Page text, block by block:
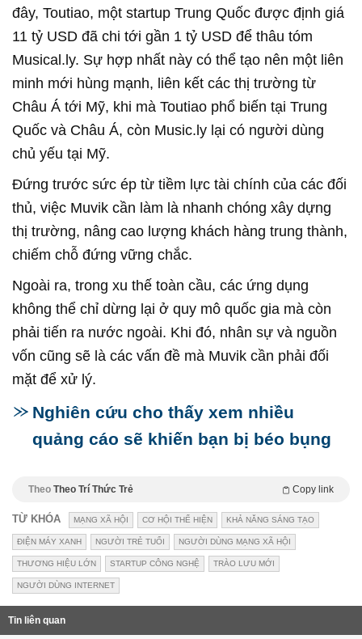
đây, Toutiao, một startup Trung Quốc được định giá
11 tỷ USD đã chi tới gần 1 tỷ USD để thâu tóm
Musical.ly. Sự hợp nhất này có thể tạo nên một liên
minh mới hùng mạnh, liên kết các thị trường từ
Châu Á tới Mỹ, khi mà Toutiao phổ biến tại Trung
Quốc và Châu Á, còn Music.ly lại có người dùng
chủ yếu tại Mỹ.
Đứng trước sức ép từ tiềm lực tài chính của các đối
thủ, việc Muvik cần làm là nhanh chóng xây dựng
thị trường, nâng cao lượng khách hàng trung thành,
chiếm chỗ đứng vững chắc.
Ngoài ra, trong xu thế toàn cầu, các ứng dụng
không thể chỉ dừng lại ở quy mô quốc gia mà còn
phải tiến ra nước ngoài. Khi đó, nhân sự và nguồn
vốn cũng sẽ là các vấn đề mà Muvik cần phải đối
mặt để xử lý.
Nghiên cứu cho thấy xem nhiều
quảng cáo sẽ khiến bạn bị béo bụng
Theo Theo Trí Thức Trẻ Copy link
TỪ KHÓA MẠNG XÃ HỘI CƠ HỘI THỂ HIỆN KHẢ NĂNG SÁNG TẠO
ĐIỆN MÁY XANH NGƯỜI TRẺ TUỔI NGƯỜI DÙNG MẠNG XÃ HỘI
THƯƠNG HIỆU LỚN STARTUP CÔNG NGHỆ TRÀO LƯU MỚI
NGƯỜI DÙNG INTERNET
Tin liên quan